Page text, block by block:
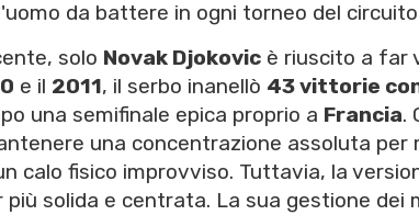
da battere in ogni torneo del
solo Novak Djokovic è riuscito a far
e il 2011, il serbo inanellò 43 vittorie
una semifinale epica proprio a Francia.
una concentrazione assoluta per
calo fisico improvviso. Tuttavia, la
più solida e centrata. La sua gestione dei